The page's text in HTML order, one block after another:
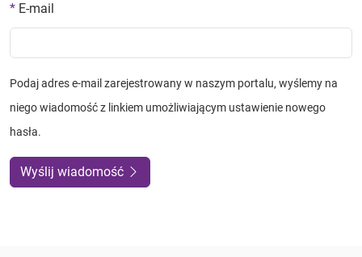
E-mail
Podaj adres e-mail zarejestrowany w naszym portalu, wyślemy na
niego wiadomość z linkiem umożliwiającym ustawienie nowego
hasła.
Wyślij wiadomość